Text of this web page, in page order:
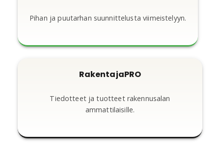
Pihan ja puutarhan suunnittelusta viimeistelyyn.
RakentajaPRO
Tiedotteet ja tuotteet rakennusalan
ammattilaisille.